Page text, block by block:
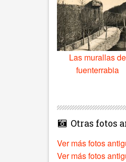
Las murallas de
fuenterrabia
Otras fotos
Ver más fotos
Ver más fotos